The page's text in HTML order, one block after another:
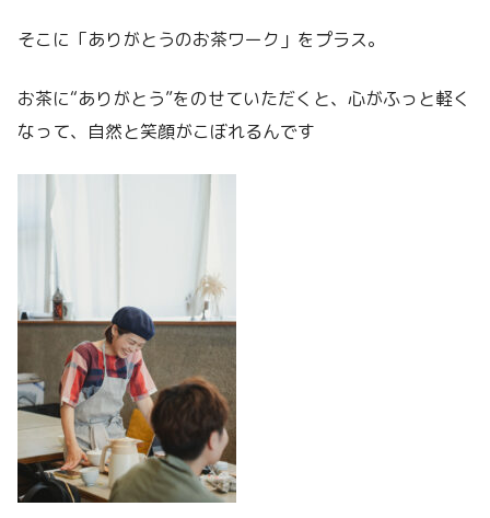
そこに「ありがとうのお茶ワーク」をプラス。
お茶に“ありがとう”をのせていただくと、心がふっと軽く
なって、自然と笑顔がこぼれるんです